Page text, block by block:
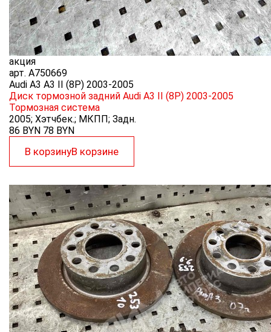
акция
арт. A750669
Audi A3 A3 II (8P) 2003-2005
Диск тормозной задний Audi A3 II (8P) 2003-2005
Тормозная система
2005; Хэтчбек.; МКПП; Задн.
86 BYN 78 BYN
В корзинуВ корзине